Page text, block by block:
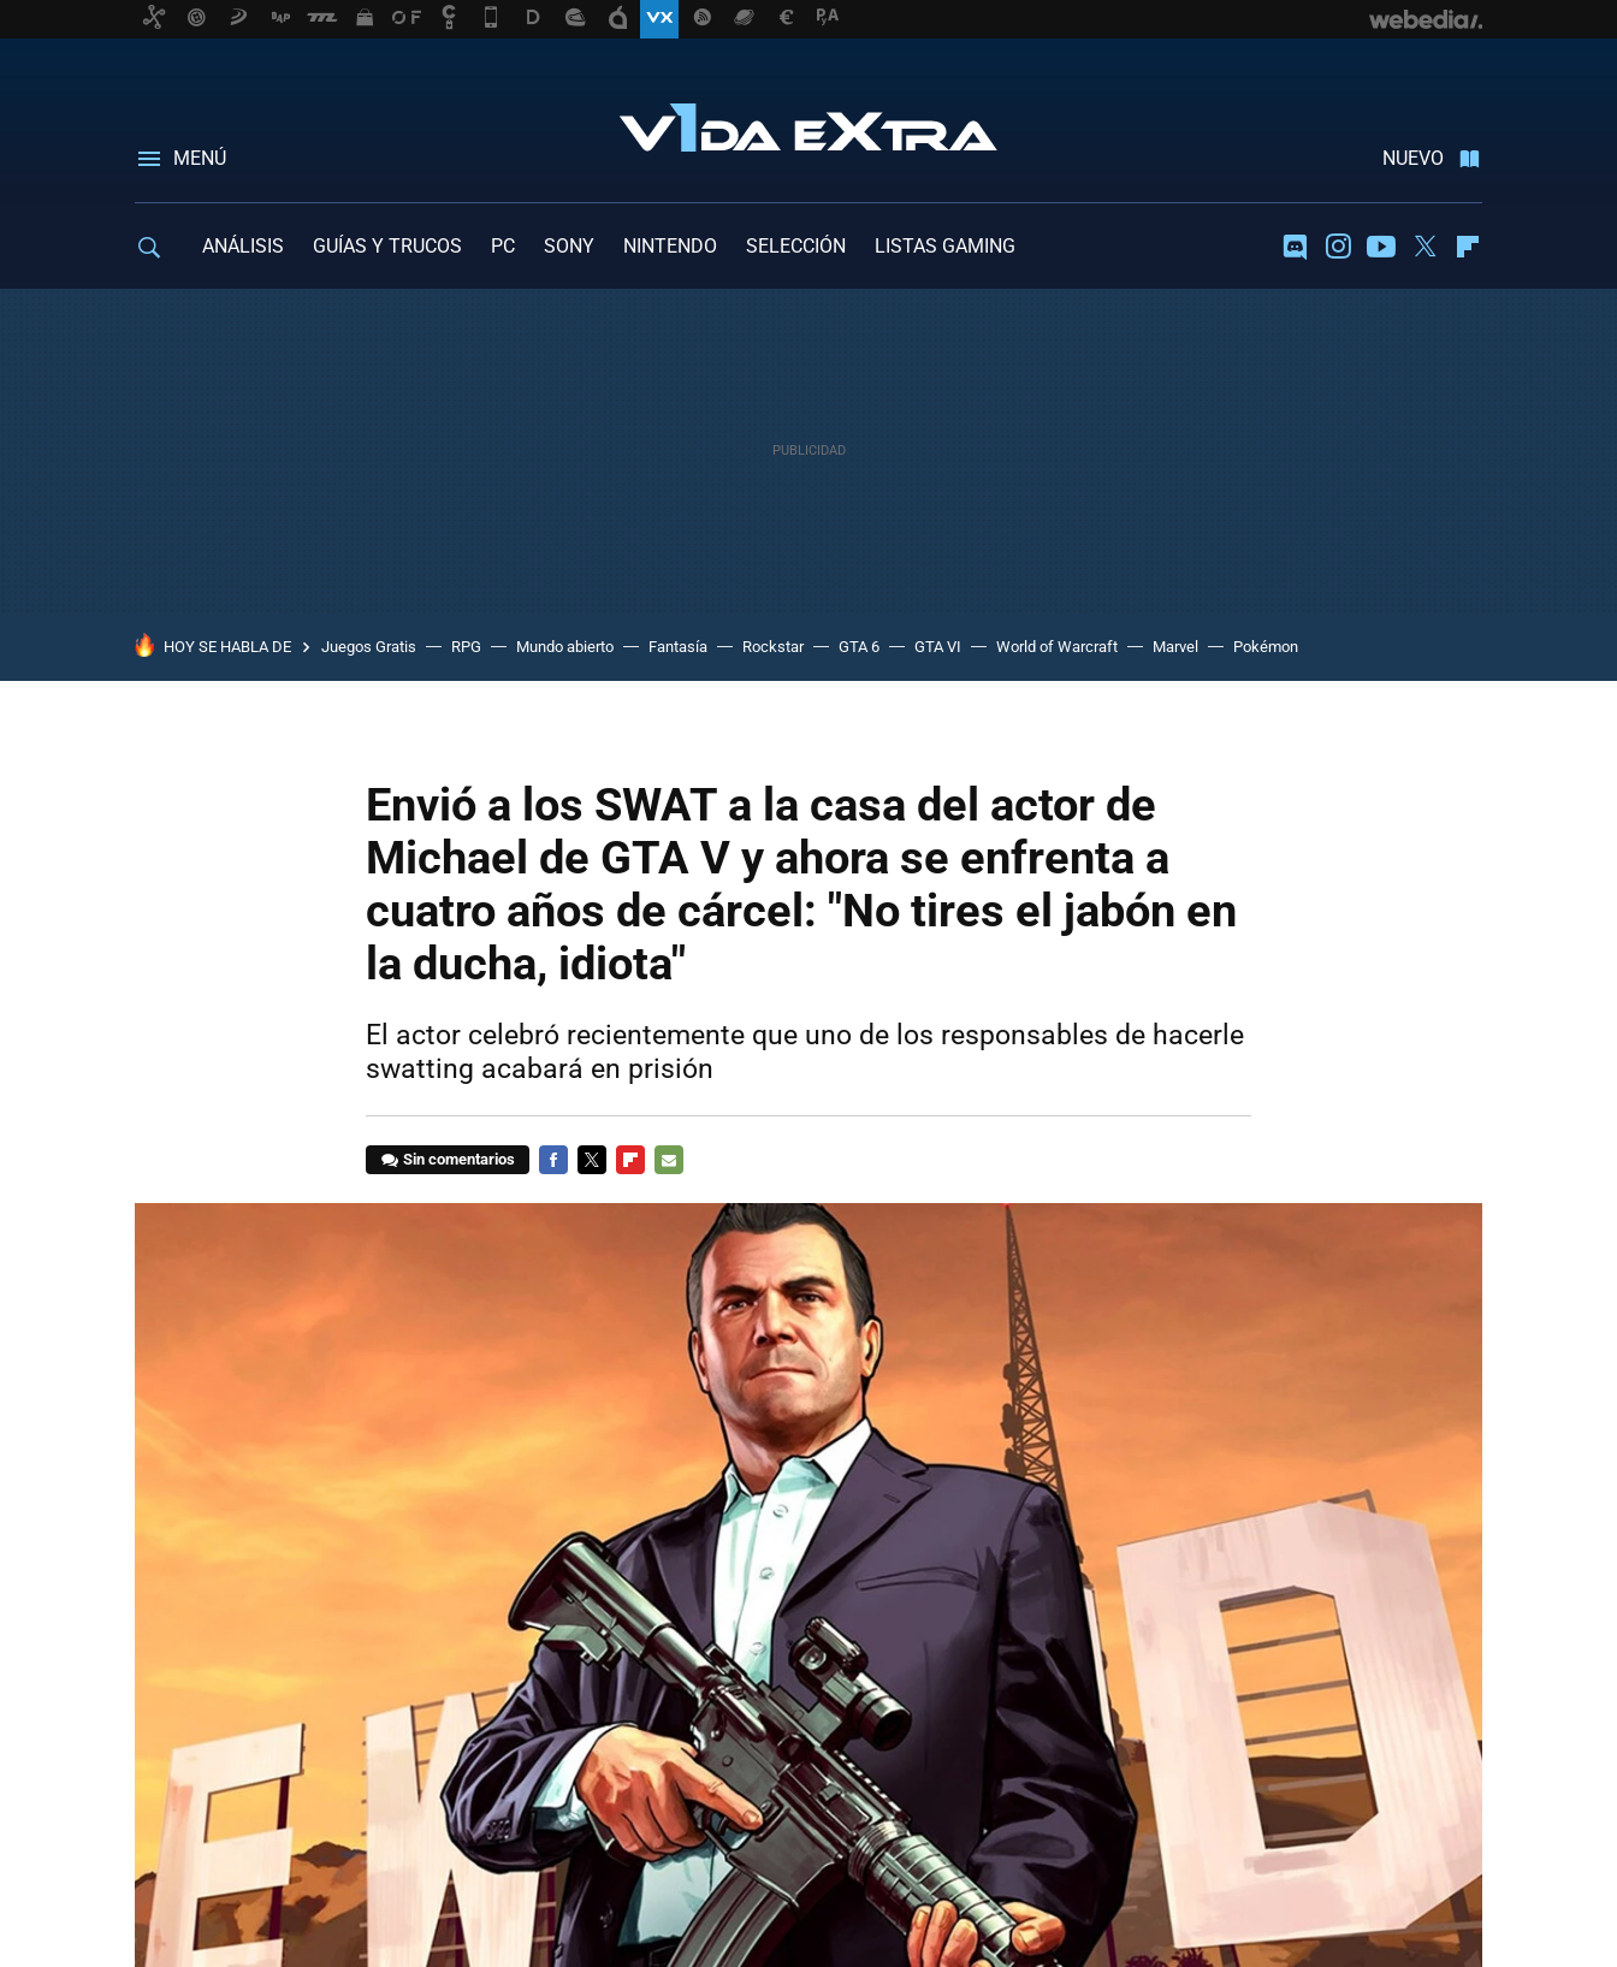
MENÚ NUEVO
ANÁLISIS GUÍAS Y TRUCOS PC SONY NINTENDO SELECCIÓN LISTAS GAMING DiscordInstagramYoutubeTwitter
HOY SE HABLA DE Juegos Gratis RPG Mundo abierto Fantasía Rockstar GTA 6 GTA VI World of Warcraft Marvel Pokémon
Envió a los SWAT a la casa del actor de
Michael de GTA V y ahora se enfrenta a
cuatro años de cárcel: "No tires el jabón en
la ducha, idiota"
El actor celebró recientemente que uno de los responsables de hacerle
swatting acabará en prisión
Sin comentarios